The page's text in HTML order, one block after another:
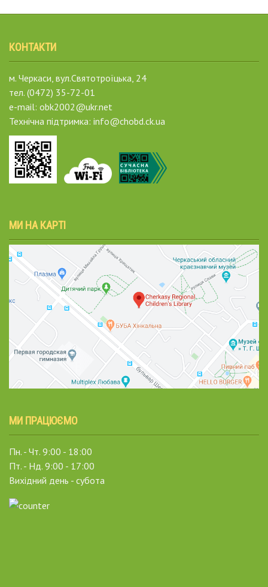
КОНТАКТИ
м. Черкаси, вул.Святотроїцька, 24
тел. (0472) 35-72-01
e-mail: obk2002@ukr.net
Технічна підтримка: info@chobd.ck.ua
МИ НА КАРТІ
МИ ПРАЦЮЄМО
Пн. - Чт. 9:00 - 18:00
Пт. - Нд. 9:00 - 17:00
Вихідний день - субота